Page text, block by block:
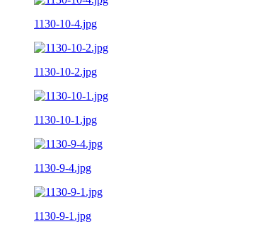
1130-10-4.jpg
1130-10-2.jpg
1130-10-1.jpg
1130-9-4.jpg
1130-9-1.jpg